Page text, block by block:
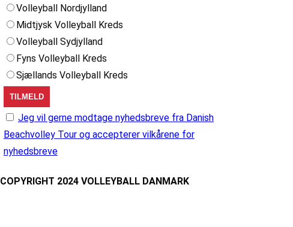
Volleyball Nordjylland
Midtjysk Volleyball Kreds
Volleyball Sydjylland
Fyns Volleyball Kreds
Sjællands Volleyball Kreds
Jeg vil gerne modtage nyhedsbreve fra Danish
Beachvolley Tour og accepterer vilkårene for
nyhedsbreve
COPYRIGHT 2024 VOLLEYBALL DANMARK